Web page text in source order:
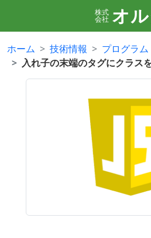
株式
会社 オ
ホーム 技術情報 プログラム
入れ子の末端のタグにクラス